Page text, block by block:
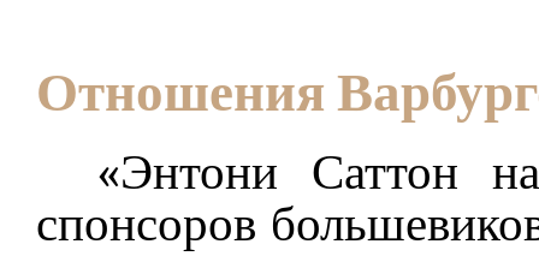
Отношения
«Энтони Саттон
спонсоров